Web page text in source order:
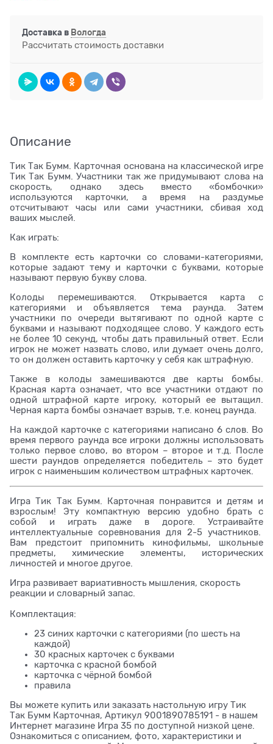
Доставка в Вологда
Рассчитать стоимость доставки
Описание
Тик Так Бумм. Карточная основана на классической игре
Тик Так Бумм. Участники так же придумывают слова на
скорость, однако здесь вместо «бомбочки»
используются карточки, а время на раздумье
отсчитывают часы или сами участники, сбивая ход
ваших мыслей.
Как играть:
В комплекте есть карточки со словами-категориями,
которые задают тему и карточки с буквами, которые
называют первую букву слова.
Колоды перемешиваются. Открывается карта с
категориями и объявляется тема раунда. Затем
участники по очереди вытягивают по одной карте с
буквами и называют подходящее слово. У каждого есть
не более 10 секунд, чтобы дать правильный ответ. Если
игрок не может назвать слово, или думает очень долго,
то он должен оставить карточку у себя как штрафную.
Также в колоды замешиваются две карты бомбы.
Красная карта означает, что все участники отдают по
одной штрафной карте игроку, который ее вытащил.
Черная карта бомбы означает взрыв, т.е. конец раунда.
На каждой карточке с категориями написано 6 слов. Во
время первого раунда все игроки должны использовать
только первое слово, во втором – второе и т.д. После
шести раундов определяется победитель – это будет
игрок с наименьшим количеством штрафных карточек.
Игра Тик Так Бумм. Карточная понравится и детям и
взрослым! Эту компактную версию удобно брать с
собой и играть даже в дороге. Устраивайте
интеллектуальные соревнования для 2-5 участников.
Вам предстоит припомнить кинофильмы, школьные
предметы, химические элементы, исторических
личностей и многое другое.
Игра развивает вариативность мышления, скорость
реакции и словарный запас.
Комплектация:
23 синих карточки с категориями (по шесть на
каждой)
30 красных карточек с буквами
карточка с красной бомбой
карточка с чёрной бомбой
правила
Вы можете купить или заказать настольную игру Тик
Так Бумм Карточная, Артикул 9001890785191 - в нашем
Интернет магазине Игра 35 по доступной низкой цене.
Ознакомиться с описанием, фото, характеристики и